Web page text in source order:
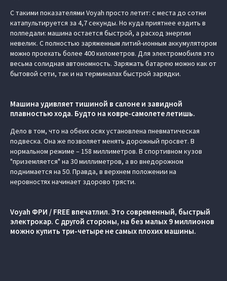
С такими показателями Voyah просто летит: с места до сотни
катапультируется за 4,7 секунды. Но куда приятнее ездить в
полпедали: машина остается быстрой, а расход энергии
невелик. С полностью заряженным литий-ионным аккумулятором
можно проехать более 400 километров. Для электромобиля это
весьма солидная автономность. Заряжать батарею можно как от
бытовой сети, так и на терминалах быстрой зарядки.
Машина удивляет тишиной в салоне и завидной
плавностью хода. Будто на ковре-самолете летишь.
Дело в том, что на обеих осях установлена пневматическая
подвеска. Она же позволяет менять дорожный просвет. В
нормальном режиме – 158 миллиметров. В спортивном кузов
"приземляется" на 30 миллиметров, а во внедорожном
поднимается на 50. Правда, в верхнем положении на
неровностях начинает здорово трясти.
Voyah ФРИ / FREE впечатлил. Это современный, быстрый
электрокар. С другой стороны, на без малых 9 миллионов
можно купить три-четыре не самых плохих машины.